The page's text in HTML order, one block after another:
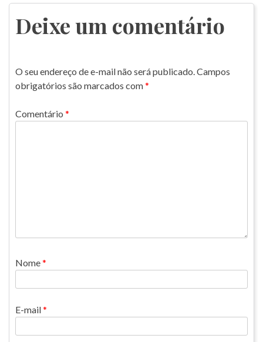
Post
Deixe um comentário
O seu endereço de e-mail não será publicado.Campos
obrigatórios são marcados com*
Comentário *
Nome*
E-mail*